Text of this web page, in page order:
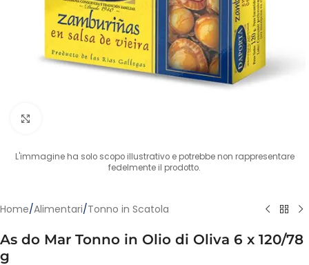
L'immagine ha solo scopo illustrativo e potrebbe non rappresentare
fedelmente il prodotto.
Home/Alimentari/Tonno in Scatola
As do Mar Tonno in Olio di Oliva 6 x 120/78
g